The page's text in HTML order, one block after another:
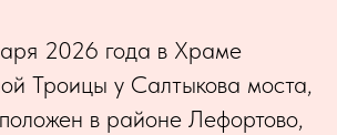
2026 года в Храме
Троицы у Салтыкова моста,
в районе Лефортово,